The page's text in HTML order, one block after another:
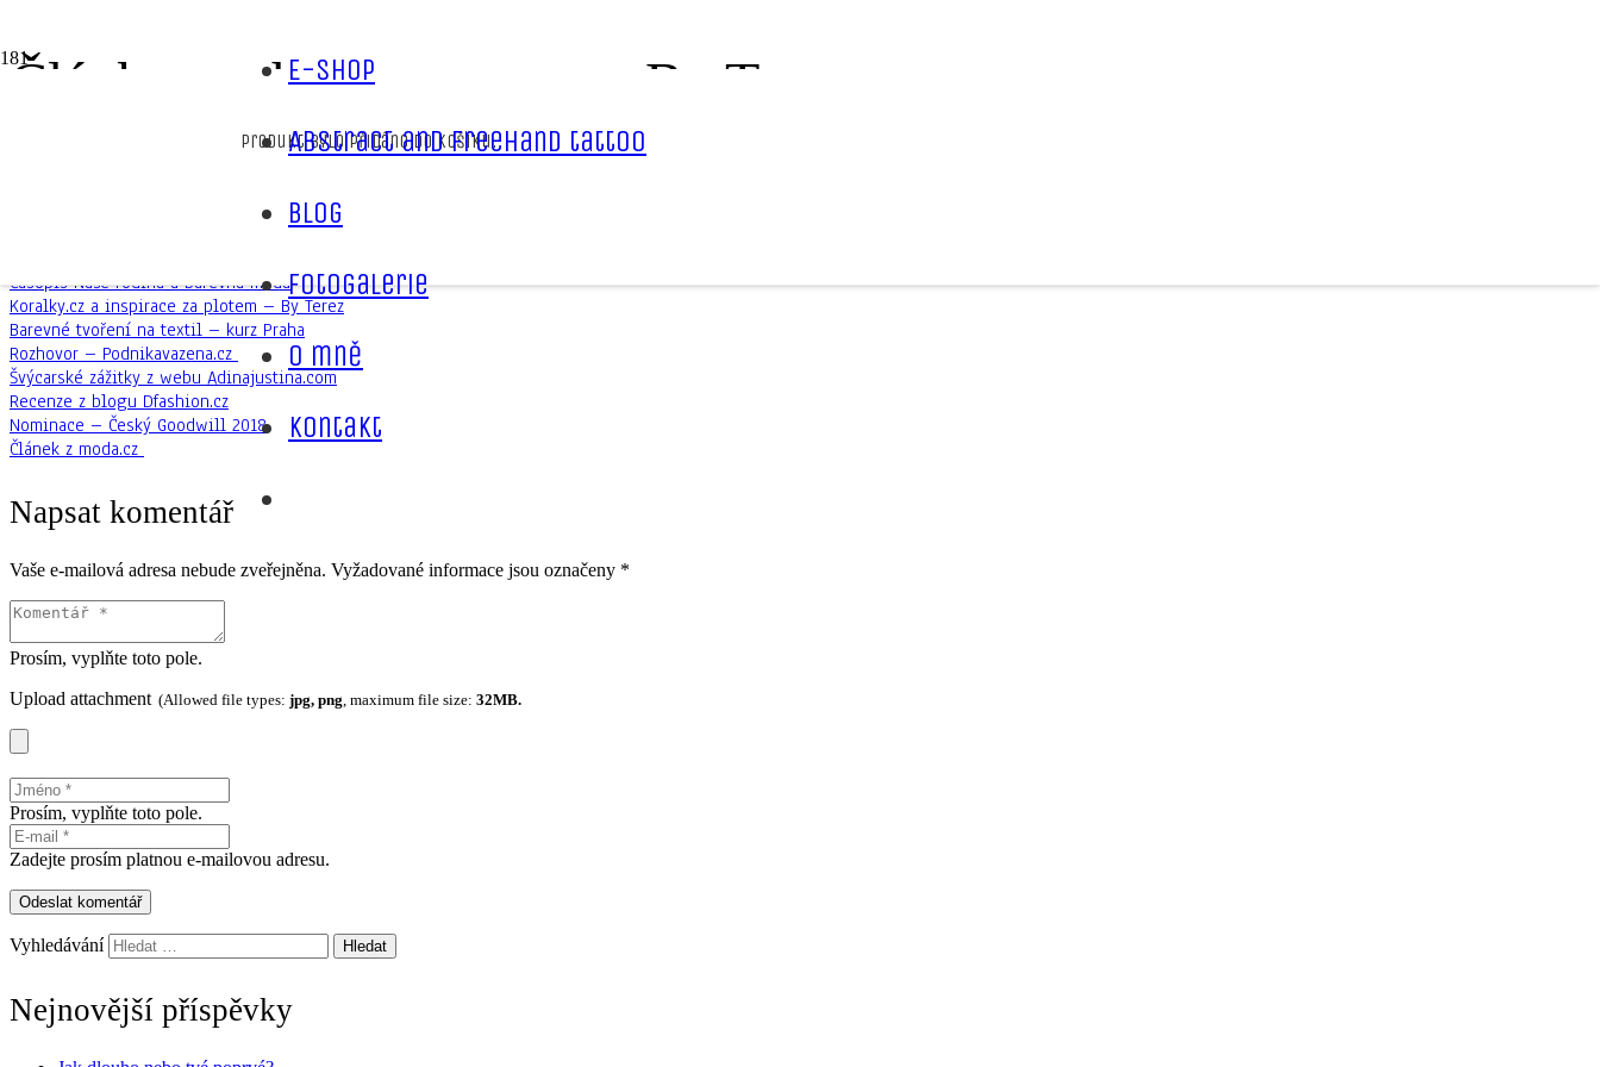
Produktbylo přidáno do košíku.
E-shop
Abstract and freehand tattoo
Blog
Fotogalerie
O mně
Kontakt
Články, rozhovory, recenze By Terez
Časopis Naše rodina a barevná móda
Koralky.cz a inspirace za plotem – By Terez
Barevné tvoření na textil – kurz Praha
Rozhovor – Podnikavazena.cz
Švýcarské zážitky z webu Adinajustina.com
Recenze z blogu Dfashion.cz
Nominace – Český Goodwill 2018
Článek z moda.cz
Napsat komentář
Vaše e-mailová adresa nebude zveřejněna. Vyžadované informace jsou označeny *
Prosím, vyplňte toto pole.
Upload attachment(Allowed file types: jpg, png, maximum file size: 32MB.
Prosím, vyplňte toto pole.
Zadejte prosím platnou e-mailovou adresu.
Odeslat komentář
Vyhledávání
Nejnovější příspěvky